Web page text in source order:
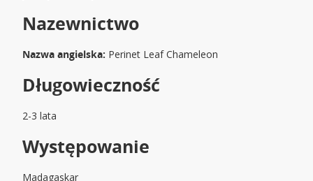
Nazewnictwo
Nazwa angielska: Perinet Leaf Chameleon
Długowieczność
2-3 lata
Występowanie
Madagaskar